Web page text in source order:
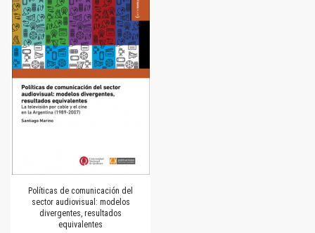
Políticas de comunicación del
sector audiovisual: modelos
divergentes, resultados
equivalentes